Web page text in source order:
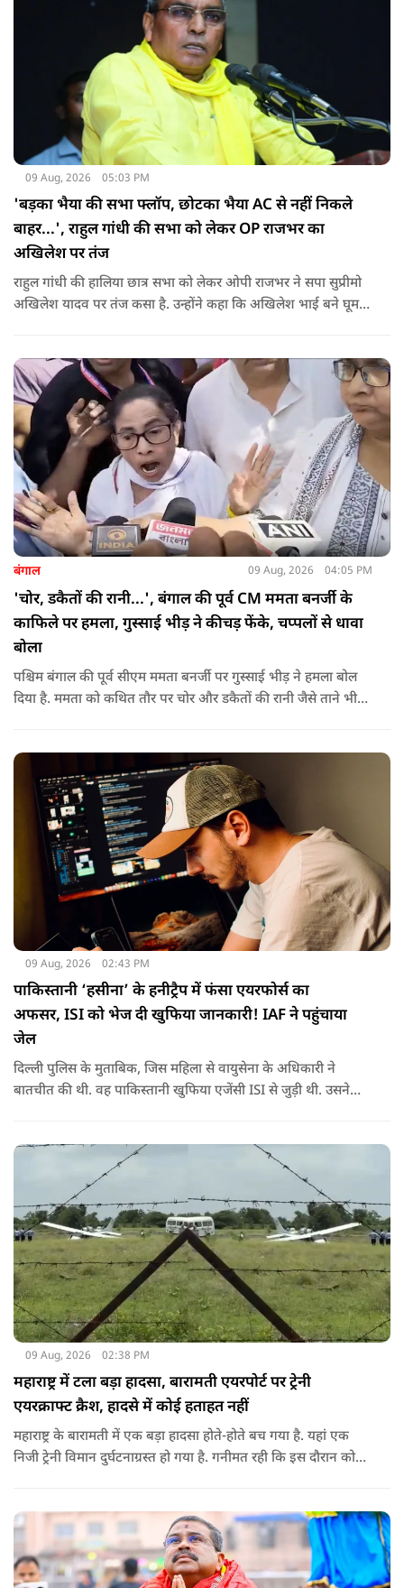
09 Aug, 2026 05:03 PM
'बड़का भैया की सभा फ्लॉप, छोटका भैया AC से नहीं निकले
बाहर...', राहुल गांधी की सभा को लेकर OP राजभर का
अखिलेश पर तंज
राहुल गांधी की हालिया छात्र सभा को लेकर ओपी राजभर ने सपा सुप्रीमो
अखिलेश यादव पर तंज कसा है. उन्होंने कहा कि अखिलेश भाई बने घूम
बंगाल 09 Aug, 2026 04:05 PM
'चोर, डकैतों की रानी...', बंगाल की पूर्व CM ममता बनर्जी के
काफिले पर हमला, गुस्साई भीड़ ने कीचड़ फेंके, चप्पलों से धावा
बोला
पश्चिम बंगाल की पूर्व सीएम ममता बनर्जी पर गुस्साई भीड़ ने हमला बोल
दिया है. ममता को कथित तौर पर चोर और डकैतों की रानी जैसे ताने भी
09 Aug, 2026 02:43 PM
पाकिस्तानी ‘हसीना’ के हनीट्रैप में फंसा एयरफोर्स का
अफसर, ISI को भेज दी खुफिया जानकारी! IAF ने पहुंचाया
जेल
दिल्ली पुलिस के मुताबिक, जिस महिला से वायुसेना के अधिकारी ने
बातचीत की थी. वह पाकिस्तानी खुफिया एजेंसी ISI से जुड़ी थी. उसने
09 Aug, 2026 02:38 PM
महाराष्ट्र में टला बड़ा हादसा, बारामती एयरपोर्ट पर ट्रेनी
एयरक्राफ्ट क्रैश, हादसे में कोई हताहत नहीं
महाराष्ट्र के बारामती में एक बड़ा हादसा होते-होते बच गया है. यहां एक
निजी ट्रेनी विमान दुर्घटनाग्रस्त हो गया है. गनीमत रही कि इस दौरान कोई